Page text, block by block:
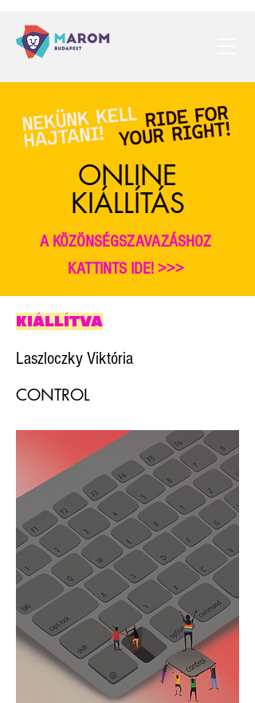
ONLINE
KIÁLLÍTÁS
A KÖZÖNSÉGSZAVAZÁSHOZ
KATTINTS IDE! >>>
KIÁLLÍTVA
Laszloczky Viktória
CONTROL